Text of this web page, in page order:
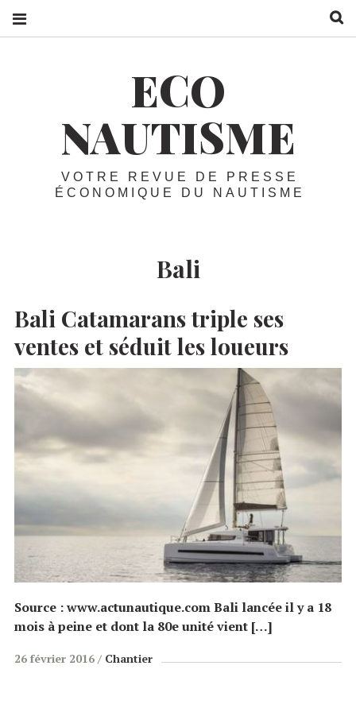
ECO
NAUTISME
VOTRE REVUE DE PRESSE
ÉCONOMIQUE DU NAUTISME
Bali
Bali Catamarans triple ses
ventes et séduit les loueurs
Source : www.actunautique.com Bali lancée il y a 18
mois à peine et dont la 80e unité vient […]
26 février 2016 Chantier